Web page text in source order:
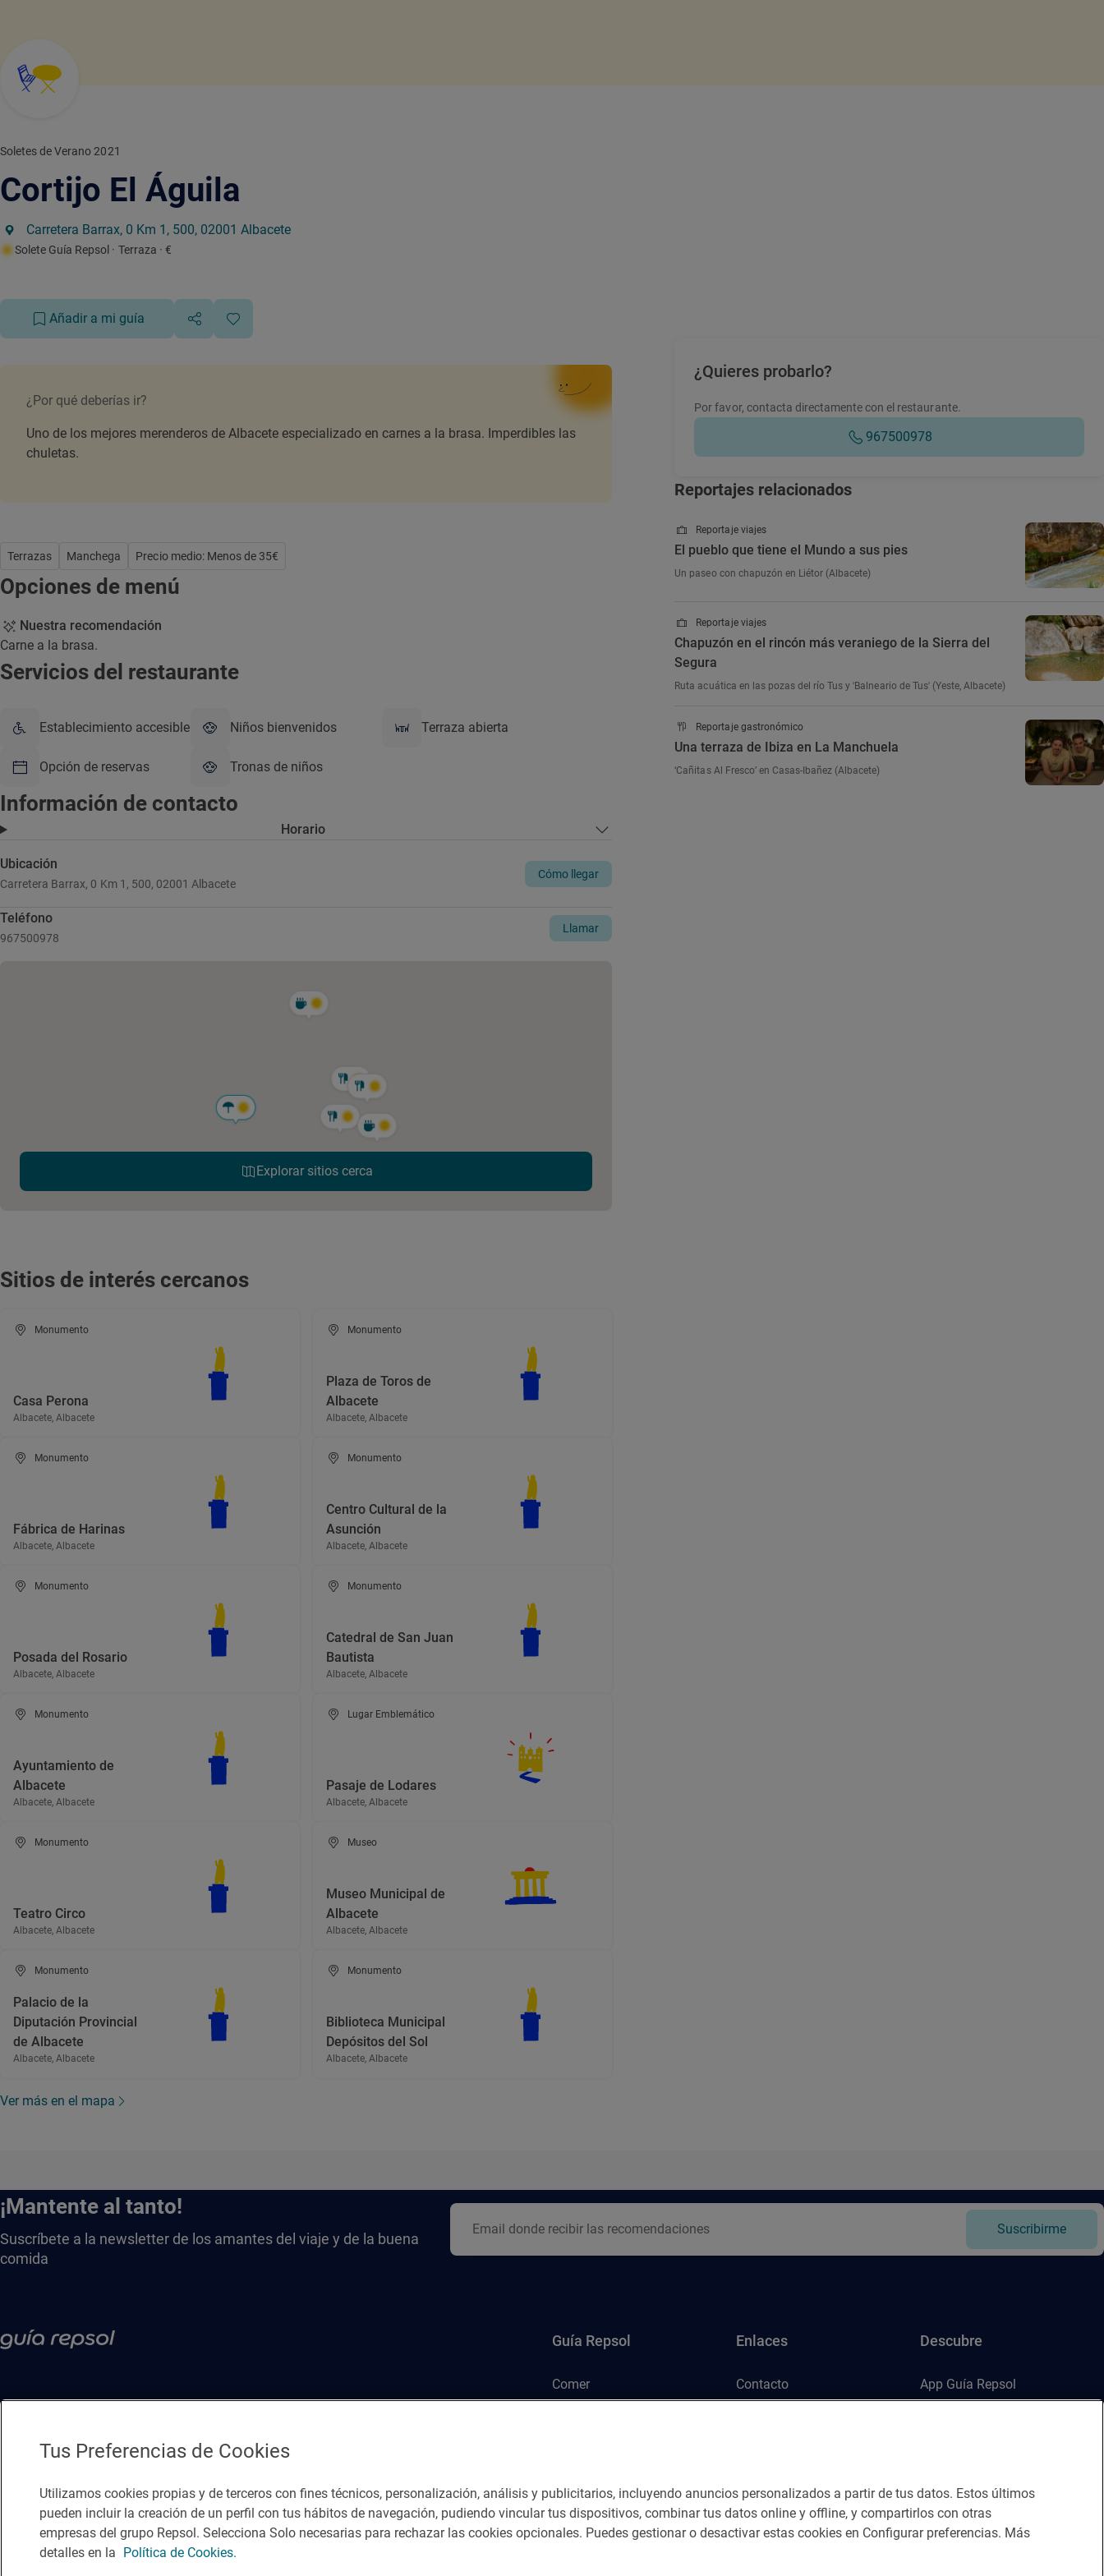
Soletes de Verano 2021
Cortijo El Águila
Carretera Barrax, 0 Km 1, 500, 02001 Albacete
Solete Guía Repsol · Terraza · €
Añadir a mi guía
¿Por qué deberías ir?
Uno de los mejores merenderos de Albacete especializado en carnes a la brasa. Imperdibles las
chuletas.
Terrazas Manchega Precio medio: Menos de 35€
Opciones de menú
Nuestra recomendación
Carne a la brasa.
Servicios del restaurante
Establecimiento accesible Niños bienvenidos Terraza abierta
Opción de reservas Tronas de niños
Información de contacto
Horario
Ubicación
Carretera Barrax, 0 Km 1, 500, 02001 Albacete
Cómo llegar
Teléfono
967500978
Llamar
Explorar sitios cerca
Sitios de interés cercanos
Monumento
Casa Perona
Albacete, Albacete
Monumento
Plaza de Toros de
Albacete
Albacete, Albacete
Monumento
Fábrica de Harinas
Albacete, Albacete
Monumento
Centro Cultural de la
Asunción
Albacete, Albacete
Monumento
Posada del Rosario
Albacete, Albacete
Monumento
Catedral de San Juan
Bautista
Albacete, Albacete
Monumento
Ayuntamiento de
Albacete
Albacete, Albacete
Lugar Emblemático
Pasaje de Lodares
Albacete, Albacete
Monumento
Teatro Circo
Albacete, Albacete
Museo
Museo Municipal de
Albacete
Albacete, Albacete
Monumento
Palacio de la
Diputación Provincial
de Albacete
Albacete, Albacete
Monumento
Biblioteca Municipal
Depósitos del Sol
Albacete, Albacete
Ver más en el mapa
¿Quieres probarlo?
967500978
Por favor, contacta directamente con el restaurante.
Reportajes relacionados
Reportaje viajes
El pueblo que tiene el Mundo a sus pies
Un paseo con chapuzón en Liétor (Albacete)
Reportaje viajes
Chapuzón en el rincón más veraniego de la Sierra del
Segura
Ruta acuática en las pozas del río Tus y 'Balneario de Tus' (Yeste, Albacete)
Reportaje gastronómico
Una terraza de Ibiza en La Manchuela
‘Cañitas Al Fresco’ en Casas-Ibañez (Albacete)
¡Mantente al tanto!
Suscríbete a la newsletter de los amantes del viaje y de la buena
comida
Suscribirme
Guía Repsol
Comer
Enlaces
Contacto
Descubre
App Guía Repsol
Política de privacidad Política de cookies Condiciones del servicio
Tus Preferencias de Cookies
Utilizamos cookies propias y de terceros con fines técnicos, personalización, análisis y publicitarios, incluyendo anuncios personalizados a partir de tus datos. Estos últimos
pueden incluir la creación de un perfil con tus hábitos de navegación, pudiendo vincular tus dispositivos, combinar tus datos online y offline, y compartirlos con otras
empresas del grupo Repsol. Selecciona Solo necesarias para rechazar las cookies opcionales. Puedes gestionar o desactivar estas cookies en Configurar preferencias. Más
detalles en la Política de Cookies.